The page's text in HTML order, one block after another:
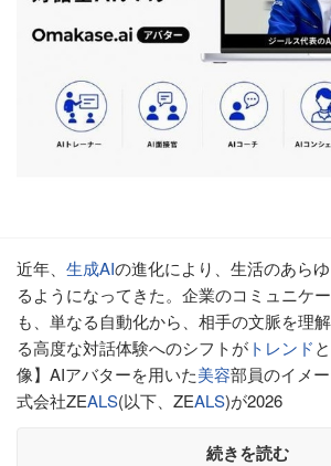
近年、 生成AIの進化により、生活のあら
るようになってきた。企業のコミュニケ
も、単なる自動化から、相手の文脈を理
る高度な対話体験へのシフトが トレンド
像】AIアバターを用いた美容部員のイメ
式会社ZEALS(以下、ZEALS)が2026
続きを読む